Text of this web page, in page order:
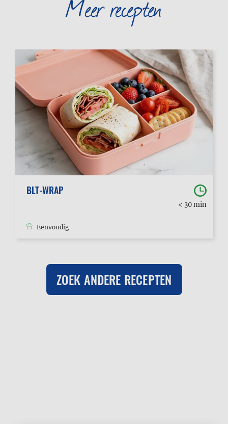
Meer recepten
BLT-WRAP
< 30 min
Eenvoudig
ZOEK ANDERE RECEPTEN